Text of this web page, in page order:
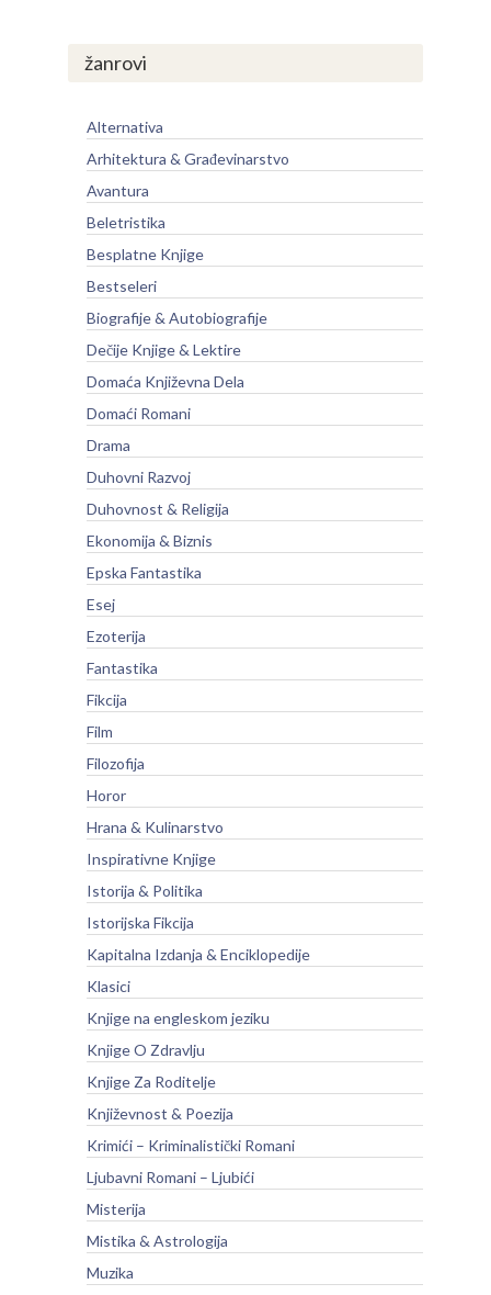
žanrovi
Alternativa
Arhitektura & Građevinarstvo
Avantura
Beletristika
Besplatne Knjige
Bestseleri
Biografije & Autobiografije
Dečije Knjige & Lektire
Domaća Književna Dela
Domaći Romani
Drama
Duhovni Razvoj
Duhovnost & Religija
Ekonomija & Biznis
Epska Fantastika
Esej
Ezoterija
Fantastika
Fikcija
Film
Filozofija
Horor
Hrana & Kulinarstvo
Inspirativne Knjige
Istorija & Politika
Istorijska Fikcija
Kapitalna Izdanja & Enciklopedije
Klasici
Knjige na engleskom jeziku
Knjige O Zdravlju
Knjige Za Roditelje
Književnost & Poezija
Krimići – Kriminalistički Romani
Ljubavni Romani – Ljubići
Misterija
Mistika & Astrologija
Muzika